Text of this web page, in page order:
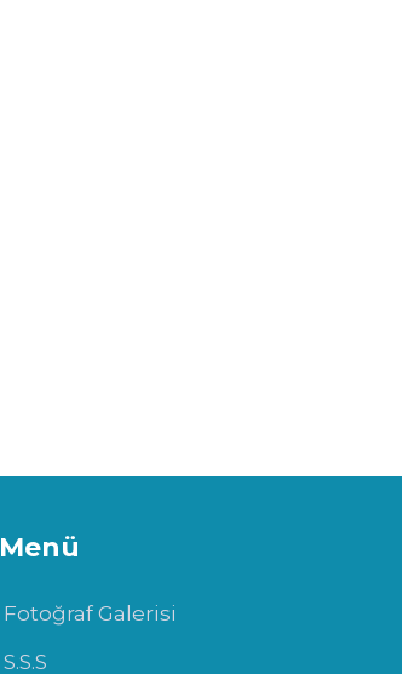
Menü
Fotoğraf Galerisi
S.S.S